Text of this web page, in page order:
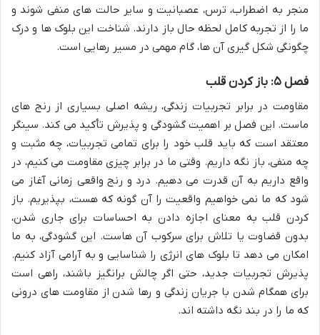
منجر به اضطراب، ترس، عصبانیت و سایر حالت های منفی شوند و
ما را از تجربه کامل لحظه حال باز دارند. شناخت این بلوک ها و درک
چگونگی شکل گیری آن ها، گام مهمی در مسیر رهایی است.
فصل ۵: باز کردن قلب
مقاومت در برابر تجربیات زندگی، ریشه اصلی بسیاری از رنج های
ماست. این فصل بر اهمیت گشودگی و پذیرش تأکید می کند. سینگر
معتقد است که باید قلب خود را برای تمامی تجربیات، چه مثبت و
چه منفی، باز نگه داریم. وقتی ما در برابر چیزی مقاومت می کنیم، در
واقع داریم به آن قدرت می دهیم. درد و رنج واقعی زمانی آغاز می
شود که ما نمی خواهیم واقعیت را آن گونه که هست، بپذیریم. باز
کردن قلب به معنای اجازه دادن به احساسات برای جاری شدن،
بدون قضاوت یا تلاش برای سرکوب آن هاست. این گشودگی، به ما
امکان می دهد تا بلوک های انرژی را شناسایی و به آرامی آزاد کنیم.
پذیرش تجربیات جدید، حتی اگر چالش برانگیز باشند، راهی است
برای همگام شدن با جریان زندگی و رها شدن از مقاومت های درونی
که ما را در بند نگه داشته اند.